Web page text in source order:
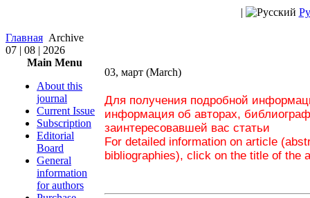
|
Главная Archive
07 | 08 | 2026
Main Menu
About this
journal
Current Issue
Subscription
Editorial
Board
General
information
for authors
03, март (March)
Для получения подробной
информация об авторах,
заинтересовавшей вас статьи
For detailed information on article
bibliographies), click on the title of the